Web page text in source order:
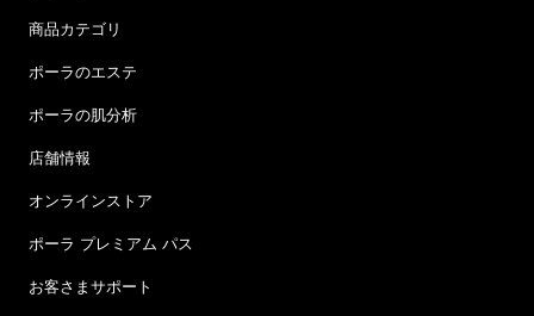
商品カテゴリ
ポーラのエステ
ポーラの肌分析
店舗情報
オンラインストア
ポーラ プレミアム パス
お客さまサポート